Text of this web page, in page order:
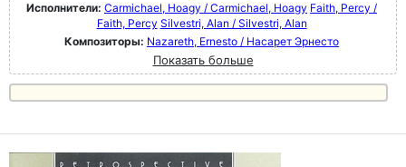
Исполнители: Carmichael, Hoagy / Carmichael, Hoagy Faith, Percy /
Faith, Percy Silvestri, Alan / Silvestri, Alan
Композиторы: Nazareth, Ernesto / Насарет Эрнесто
Показать больше